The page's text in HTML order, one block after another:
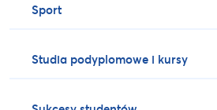
Sport
Studia podyplomowe i kursy